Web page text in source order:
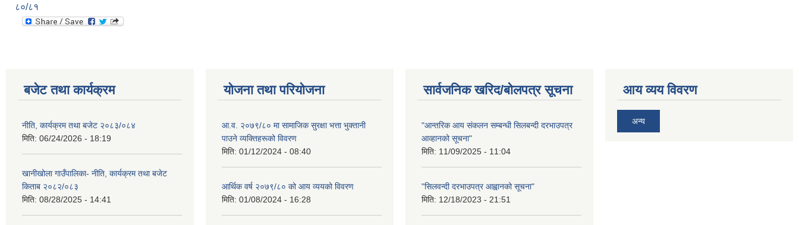
८०/८१
बजेट तथा कार्यक्रम
नीति, कार्यक्रम तथा बजेट २०८३/०८४
मिति: 06/24/2026 - 18:19
खानीखोला गाउँपालिका- नीति, कार्यक्रम तथा बजेट
किताब २०८२/०८३
मिति: 08/28/2025 - 14:41
योजना तथा परियोजना
आ.व. २०७९/८० मा सामाजिक सुरक्षा भत्ता भुक्तानी
पाउने व्यक्तिहरूको विवरण
मिति: 01/12/2024 - 08:40
आर्थिक वर्ष २०७९/८० को आय व्ययको विवरण
मिति: 01/08/2024 - 16:28
सार्वजनिक खरिद/बोलपत्र सूचना
"आन्तरिक आय संकलन सम्बन्धी सिलबन्दी दरभाउपत्र
आव्हानको सूचना"
मिति: 11/09/2025 - 11:04
"सिलवन्दी दरभाउपत्र आह्वानको सूचना"
मिति: 12/18/2023 - 21:51
आय व्यय विवरण
अन्य